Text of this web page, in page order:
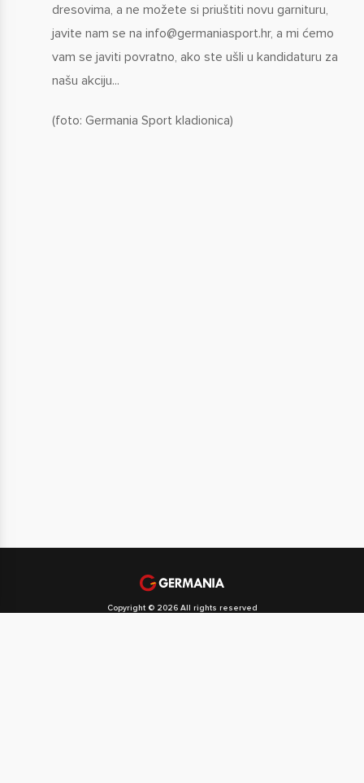
dresovima, a ne možete si priuštiti novu garnituru,
javite nam se na info@germaniasport.hr, a mi ćemo
vam se javiti povratno, ako ste ušli u kandidaturu za
našu akciju...
(foto: Germania Sport kladionica)
Copyright © 2026 All rights reserved